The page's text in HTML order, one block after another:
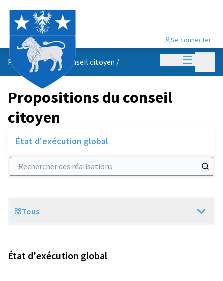
Menu
Se connecter
Propositions du conseil citoyen /
Propositions du conseil
citoyen
État d'exécution global
Rechercher des réalisations
Scope
Tous
État d'exécution global